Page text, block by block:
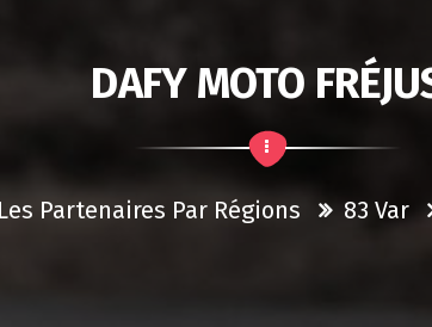
DAFY MOTO
Les Partenaires Par Régions 83 Var